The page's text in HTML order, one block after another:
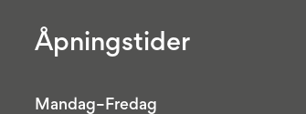
Åpningstider
Mandag–Fredag